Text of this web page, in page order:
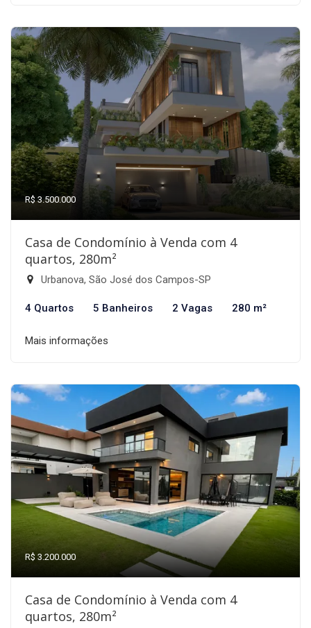
R$ 3.500.000
Casa de Condomínio à Venda com 4
quartos, 280m²
Urbanova, São José dos Campos-SP
4 Quartos 5 Banheiros 2 Vagas 280 m²
Mais informações
R$ 3.200.000
Casa de Condomínio à Venda com 4
quartos, 280m²